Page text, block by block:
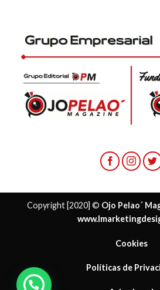
Copyright [2020] © Ojo Pelao´
Cookies
Políticas de